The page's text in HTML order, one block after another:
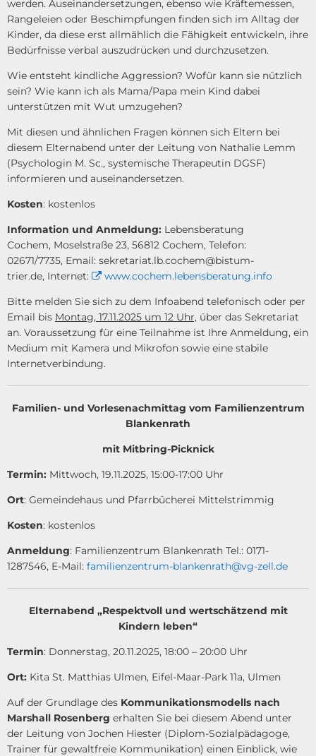
werden. Auseinandersetzungen, ebenso wie Kräftemessen,
Rangeleien oder Beschimpfungen finden sich im Alltag der
Kinder, da diese erst allmählich die Fähigkeit entwickeln, ihre
Bedürfnisse verbal auszudrücken und durchzusetzen.
Wie entsteht kindliche Aggression? Wofür kann sie nützlich
sein? Wie kann ich als Mama/Papa mein Kind dabei
unterstützen mit Wut umzugehen?
Mit diesen und ähnlichen Fragen können sich Eltern bei
diesem Elternabend unter der Leitung von Nathalie Lemm
(Psychologin M. Sc., systemische Therapeutin DGSF)
informieren und auseinandersetzen.
Kosten: kostenlos
Information und Anmeldung: Lebensberatung
Cochem, Moselstraße 23, 56812 Cochem, Telefon:
02671/7735, Email: sekretariat.lb.cochem@bistum-
trier.de, Internet:
www.cochem.lebensberatung.info
Bitte melden Sie sich zu dem Infoabend telefonisch oder per
Email bis Montag, 17.11.2025 um 12 Uhr, über das Sekretariat
an. Voraussetzung für eine Teilnahme ist Ihre Anmeldung, ein
Medium mit Kamera und Mikrofon sowie eine stabile
Internetverbindung.
Familien- und Vorlesenachmittag vom Familienzentrum
Blankenrath
mit Mitbring-Picknick
Termin: Mittwoch, 19.11.2025, 15:00-17:00 Uhr
Ort: Gemeindehaus und Pfarrbücherei Mittelstrimmig
Kosten: kostenlos
Anmeldung: Familienzentrum Blankenrath Tel.: 0171-
1287546, E-Mail: familienzentrum-blankenrath@vg-zell.de
Elternabend „Respektvoll und wertschätzend mit
Kindern leben“
Termin: Donnerstag, 20.11.2025, 18:00 – 20:00 Uhr
Ort: Kita St. Matthias Ulmen, Eifel-Maar-Park 11a, Ulmen
Auf der Grundlage des Kommunikationsmodells nach
Marshall Rosenberg erhalten Sie bei diesem Abend unter
der Leitung von Jochen Hiester (Diplom-Sozialpädagoge,
Trainer für gewaltfreie Kommunikation) einen Einblick, wie